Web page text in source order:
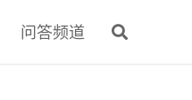
问答频道